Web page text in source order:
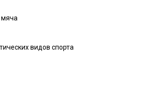
мяча
видов спорта